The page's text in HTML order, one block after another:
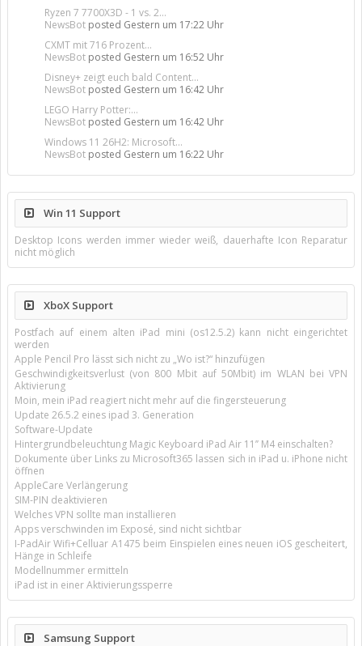
Ryzen 7 7700X3D - 1 vs. 2...
NewsBot posted Gestern um 17:22 Uhr
CXMT mit 716 Prozent...
NewsBot posted Gestern um 16:52 Uhr
Disney+ zeigt euch bald Content...
NewsBot posted Gestern um 16:42 Uhr
LEGO Harry Potter:...
NewsBot posted Gestern um 16:42 Uhr
Windows 11 26H2: Microsoft...
NewsBot posted Gestern um 16:22 Uhr
Win 11 Support
Desktop Icons werden immer wieder weiß, dauerhafte Icon Reparatur
nicht möglich
XboX Support
Postfach auf einem alten iPad mini (os12.5.2) kann nicht eingerichtet
werden
Apple Pencil Pro lässt sich nicht zu „Wo ist?“ hinzufügen
Geschwindigkeitsverlust (von 800 Mbit auf 50Mbit) im WLAN bei VPN
Aktivierung
Moin, mein iPad reagiert nicht mehr auf die fingersteuerung
Update 26.5.2 eines ipad 3. Generation
Software-Update
Hintergrundbeleuchtung Magic Keyboard iPad Air 11’’ M4 einschalten?
Dokumente über Links zu Microsoft365 lassen sich in iPad u. iPhone nicht
öffnen
AppleCare Verlängerung
SIM-PIN deaktivieren
Welches VPN sollte man installieren
Apps verschwinden im Exposé, sind nicht sichtbar
I-PadAir Wifi+Celluar A1475 beim Einspielen eines neuen iOS gescheitert,
Hänge in Schleife
Modellnummer ermitteln
iPad ist in einer Aktivierungssperre
Samsung Support